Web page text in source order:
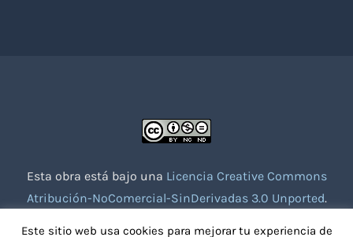
Esta obra está bajo una Licencia Creative Commons
Atribución-NoComercial-SinDerivadas 3.0 Unported.
Este sitio web usa cookies para mejorar tu experiencia de